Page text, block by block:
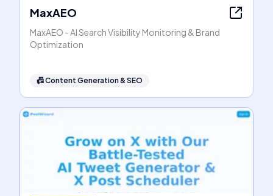
MaxAEO
MaxAEO - AI Search Visibility Monitoring & Brand
Optimization
📠Content Generation & SEO